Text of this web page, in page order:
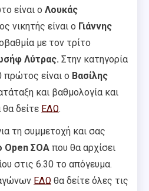
είναι ο Λουκάς
νικητής είναι ο Γιάννης
με τον τρίτο
Λύτρας. Στην κατηγορία
είναι ο Βασίλης
και βαθμολογία και
δείτε ΕΔΩ.
τη συμμετοχή και σας
Open ΣΟΑ που θα αρχίσει
στις 6.30 το απόγευμα.
ΕΔΩ θα δείτε όλες τις